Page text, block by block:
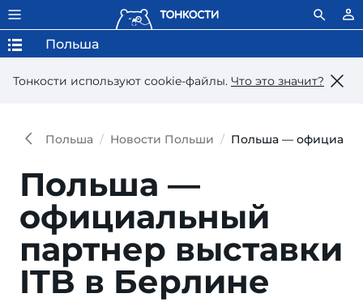
Тонкости используют сookie-файлы. Что это значит?
Польша
Польша Новости Польши Польша —
Польша —
официальный
партнер выставки
ITB в Берлине